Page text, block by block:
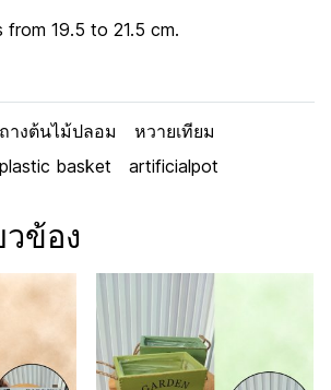
from 19.5 to 21.5 cm.
างต้นไม้ปลอม
หวายเทียม
plastic basket
artificialpot
ข้อง